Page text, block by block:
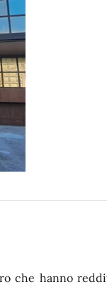
che hanno